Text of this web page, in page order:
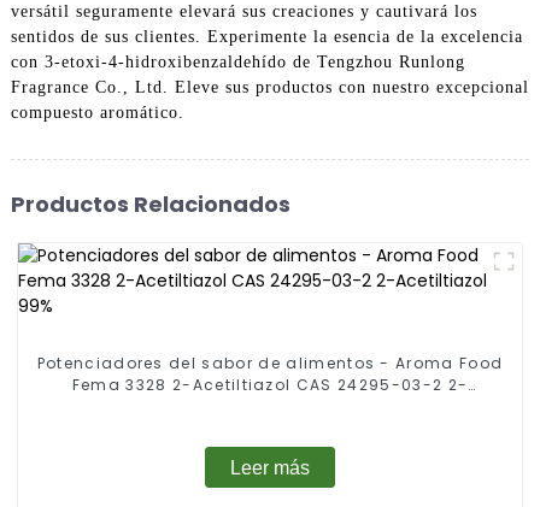
versátil seguramente elevará sus creaciones y cautivará los
sentidos de sus clientes. Experimente la esencia de la excelencia
con 3-etoxi-4-hidroxibenzaldehído de Tengzhou Runlong
Fragrance Co., Ltd. Eleve sus productos con nuestro excepcional
compuesto aromático.
Productos Relacionados
Potenciadores del sabor de alimentos - Aroma Food
Fema 3328 2-Acetiltiazol CAS 24295-03-2 2-
Leer más